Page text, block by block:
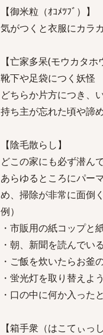
【御米粒（ｵｺﾒﾂﾌﾞ）】
気がつくと衣服にカラ
【亡家多呆(モウカタホ
靴下や足袋につく妖怪
どちらか片方につき、
持ち主が忘れた頃や諦
【陰毛散らし】
どこの家にも必ず潜ん
あらゆるところにパー
め、掃除が非常に面倒
例）
・市販用の紙コップと
・朝、新聞を読んでい
・ご飯を炊いたらお釜
・蛍光灯を取り替えよ
・口の中に何か入った
【箱手衆（はこてぃっ